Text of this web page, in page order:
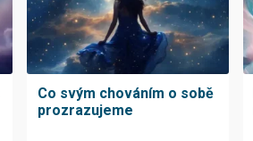
Co svým chováním o sobě
prozrazujeme